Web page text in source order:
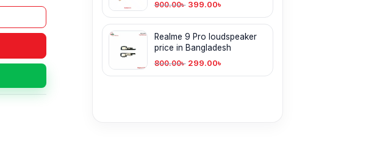
900.00৳ 399.00৳
Realme 9 Pro loudspeaker
price in Bangladesh
800.00৳ 299.00৳